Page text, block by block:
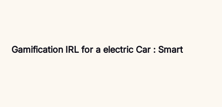
Gamification IRL for a electric Car : Smart